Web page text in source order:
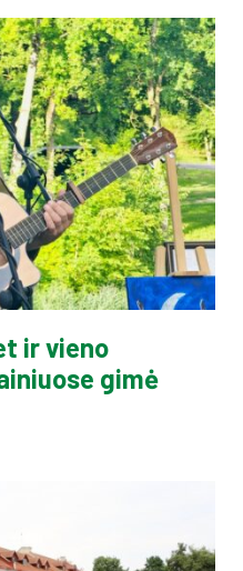
ir vieno
gimė